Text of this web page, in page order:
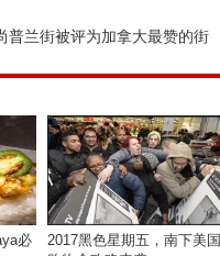
普兰街被评为加拿大最赞的街
必
2017黑色星期五，南下美国